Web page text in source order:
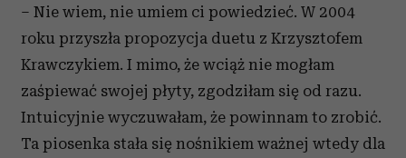
– Nie wiem, nie umiem ci powiedzieć. W 2004
roku przyszła propozycja duetu z Krzysztofem
Krawczykiem. I mimo, że wciąż nie mogłam
zaśpiewać swojej płyty, zgodziłam się od razu.
Intuicyjnie wyczuwałam, że powinnam to zrobić.
Ta piosenka stała się nośnikiem ważnej wtedy dla